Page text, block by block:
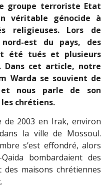
groupe terroriste Etat
véritable génocide à
religieuses. Lors de
est du pays, des
été tués et plusieurs
Dans cet article, notre
Warda se souvient de
nous parle de son
chrétiens.
de 2003 en Irak, environ
la ville de Mossoul.
s’est effondré, alors
bombardaient des
maisons chrétiennes